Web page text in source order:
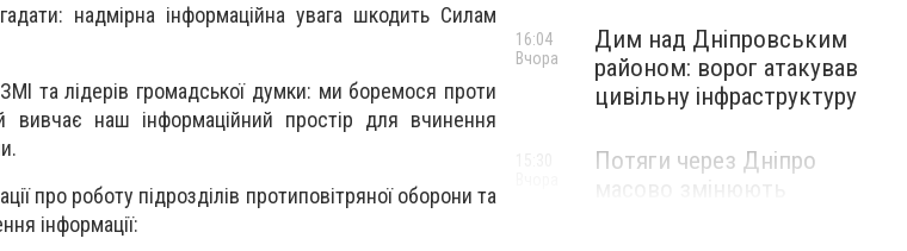
надмірна інформаційна увага шкодить Силам
та лідерів громадської думки: ми боремося проти
вивчає наш інформаційний простір для вчинення
про роботу підрозділів протиповітряної оборони та
інформації:
Дим над Дніпровським
районом: ворог атакував
цивільну інфраструктуру
16:04
Вчора
Потяги через Дніпро